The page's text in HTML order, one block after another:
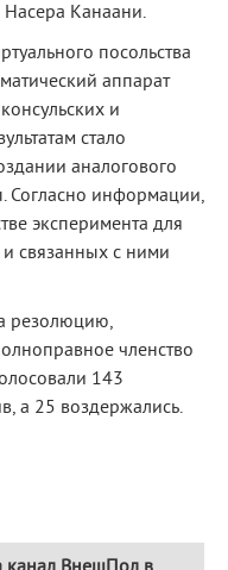
Насера Канаани.
посольства
аппарат
и
стало
аналогового
Согласно информации,
эксперимента для
связанных с ними
резолюцию,
членство
143
а 25 воздержались.